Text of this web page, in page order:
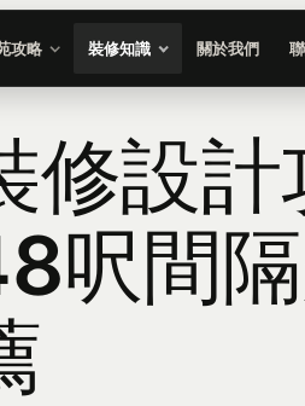
攻略 裝修知識 關於我們
修設計
呎間